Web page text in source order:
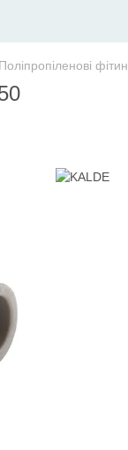
Поліпропіленові